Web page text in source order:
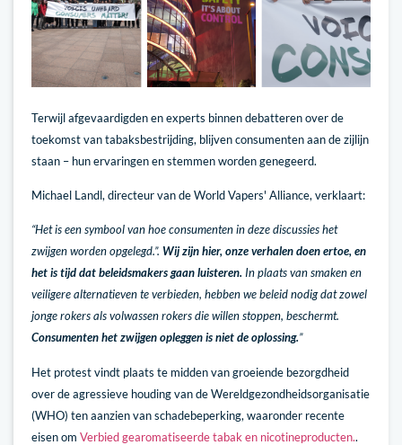
Terwijl afgevaardigden en experts binnen debatteren over de
toekomst van tabaksbestrijding, blijven consumenten aan de zijlijn
staan – hun ervaringen en stemmen worden genegeerd.
Michael Landl, directeur van de World Vapers' Alliance, verklaart:
“Het is een symbool van hoe consumenten in deze discussies het
zwijgen worden opgelegd.”. Wij zijn hier, onze verhalen doen ertoe, en
het is tijd dat beleidsmakers gaan luisteren. In plaats van smaken en
veiligere alternatieven te verbieden, hebben we beleid nodig dat zowel
jonge rokers als volwassen rokers die willen stoppen, beschermt.
Consumenten het zwijgen opleggen is niet de oplossing.”
Het protest vindt plaats te midden van groeiende bezorgdheid
over de agressieve houding van de Wereldgezondheidsorganisatie
(WHO) ten aanzien van schadebeperking, waaronder recente
eisen om Verbied gearomatiseerde tabak en nicotineproducten..